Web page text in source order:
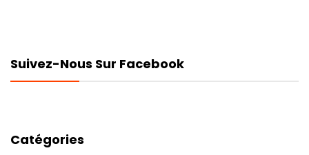
Suivez-Nous Sur Facebook
Catégories